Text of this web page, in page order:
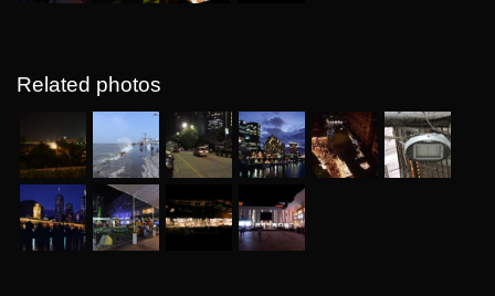
Related photos